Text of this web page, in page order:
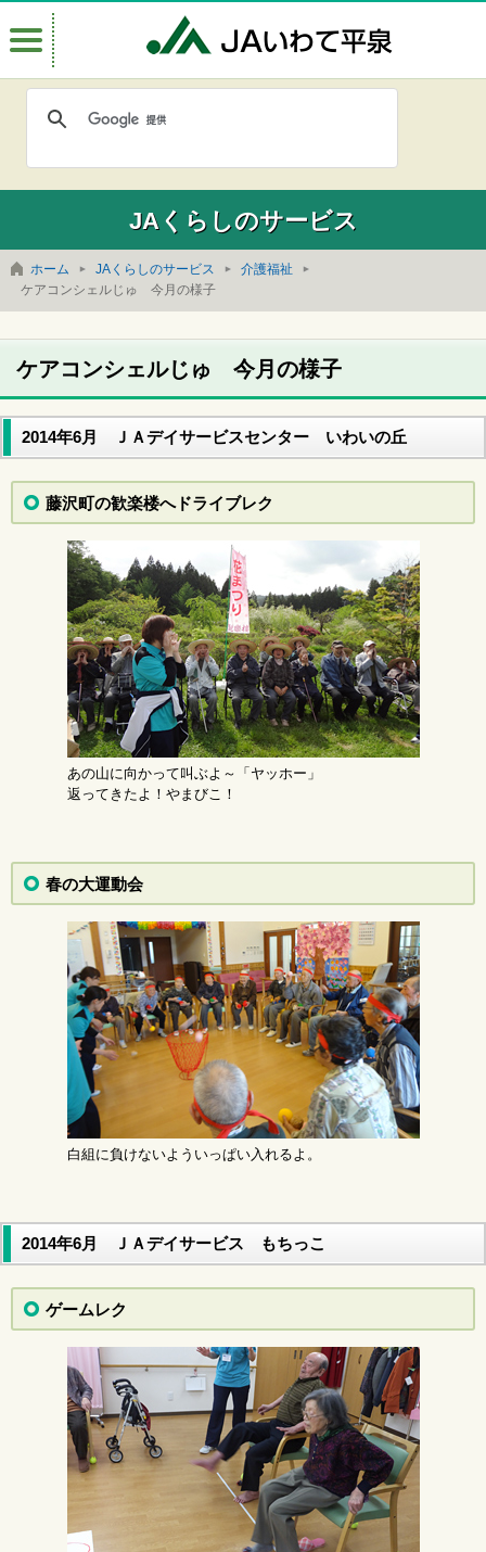
JAくらしのサービス
ホーム JAくらしのサービス
介護福祉
ケアコンシェルじゅ 今月の様子
ケアコンシェルじゅ 今月の様子
2014年6月 ＪＡデイサービスセンター いわいの丘
藤沢町の歓楽楼へドライブレク
あの山に向かって叫ぶよ～「ヤッホー」
返ってきたよ！やまびこ！
春の大運動会
白組に負けないよういっぱい入れるよ。
2014年6月 ＪＡデイサービス もちっこ
ゲームレク